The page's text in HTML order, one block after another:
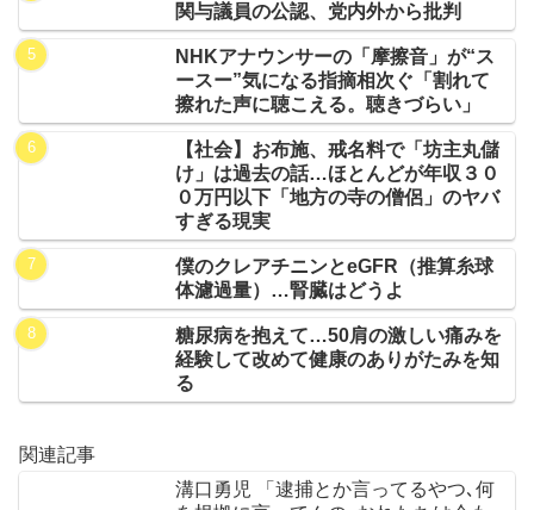
関与議員の公認、党内外から批判
NHKアナウンサーの「摩擦音」が“ス
ースー”気になる指摘相次ぐ「割れて
擦れた声に聴こえる。聴きづらい」
【社会】お布施、戒名料で「坊主丸儲
け」は過去の話…ほとんどが年収３０
０万円以下「地方の寺の僧侶」のヤバ
すぎる現実
僕のクレアチニンとeGFR（推算糸球
体濾過量）…腎臓はどうよ
糖尿病を抱えて…50肩の激しい痛みを
経験して改めて健康のありがたみを知
る
関連記事
溝口勇児 「逮捕とか言ってるやつ､何